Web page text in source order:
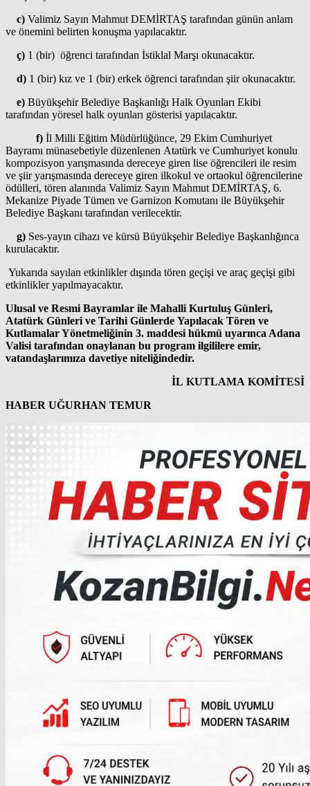
c) Valimiz Sayın Mahmut DEMİRTAŞ tarafından günün anlam
ve önemini belirten konuşma yapılacaktır.
ç) 1 (bir) öğrenci tarafından İstiklal Marşı okunacaktır.
d) 1 (bir) kız ve 1 (bir) erkek öğrenci tarafından şiir okunacaktır.
e) Büyükşehir Belediye Başkanlığı Halk Oyunları Ekibi
tarafından yöresel halk oyunları gösterisi yapılacaktır.
f) İl Milli Eğitim Müdürlüğünce, 29 Ekim Cumhuriyet
Bayramı münasebetiyle düzenlenen Atatürk ve Cumhuriyet konulu
kompozisyon yarışmasında dereceye giren lise öğrencileri ile resim
ve şiir yarışmasında dereceye giren ilkokul ve ortaokul öğrencilerine
ödülleri, tören alanında Valimiz Sayın Mahmut DEMİRTAŞ, 6.
Mekanize Piyade Tümen ve Garnizon Komutanı ile Büyükşehir
Belediye Başkanı tarafından verilecektir.
g) Ses-yayın cihazı ve kürsü Büyükşehir Belediye Başkanlığınca
kurulacaktır.
Yukarıda sayılan etkinlikler dışında tören geçişi ve araç geçişi gibi
etkinlikler yapılmayacaktır.
Ulusal ve Resmi Bayramlar ile Mahalli Kurtuluş Günleri,
Atatürk Günleri ve Tarihi Günlerde Yapılacak Tören ve
Kutlamalar Yönetmeliğinin 3. maddesi hükmü uyarınca Adana
Valisi tarafından onaylanan bu program ilgililere emir,
vatandaşlarımıza davetiye niteliğindedir.
İL KUTLAMA KOMİTESİ
HABER UĞURHAN TEMUR